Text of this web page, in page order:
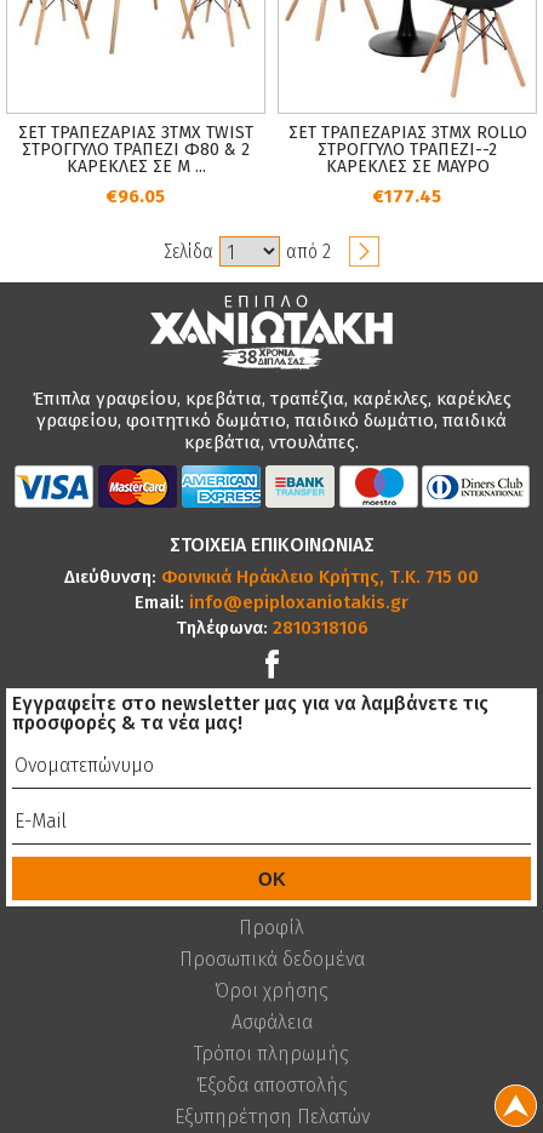
ΣΕΤ ΤΡΑΠΕΖΑΡΙΑΣ 3ΤΜΧ TWIST
ΣΤΡΟΓΓΥΛΟ ΤΡΑΠΕΖΙ Φ80 & 2
ΚΑΡΕΚΛΕΣ ΣΕ Μ ...
€96.05
ΣΕΤ ΤΡΑΠΕΖΑΡΙΑΣ 3ΤΜΧ ROLLO
ΣΤΡΟΓΓΥΛΟ ΤΡΑΠΕΖΙ--2
ΚΑΡΕΚΛΕΣ ΣΕ ΜΑΥΡΟ
€177.45
Σελίδα από 2
Έπιπλα γραφείου, κρεβάτια, τραπέζια, καρέκλες, καρέκλες
γραφείου, φοιτητικό δωμάτιο, παιδικό δωμάτιο, παιδικά
κρεβάτια, ντουλάπες.
ΣΤΟΙΧΕΙΑ ΕΠΙΚΟΙΝΩΝΙΑΣ
Διεύθυνση: Φοινικιά Ηράκλειο Κρήτης, Τ.Κ. 715 00
Email: info@epiploxaniotakis.gr
Τηλέφωνα: 2810318106
Εγγραφείτε στο newsletter μας για να λαμβάνετε τις
προσφορές & τα νέα μας!
Προφίλ
Προσωπικά δεδομένα
Όροι χρήσης
Ασφάλεια
Τρόποι πληρωμής
Έξοδα αποστολής
Εξυπηρέτηση Πελατών